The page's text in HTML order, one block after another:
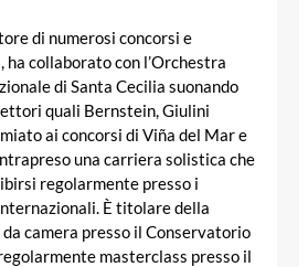
di numerosi concorsi e
ha collaborato con l’Orchestra
di Santa Cecilia suonando
quali Bernstein, Giulini
ai concorsi di Viña del Mar e
una carriera solistica che
regolarmente presso i
È titolare della
camera presso il Conservatorio
masterclass presso il